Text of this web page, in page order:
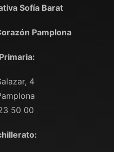
Sofía Barat
Pamplona
4
50 00